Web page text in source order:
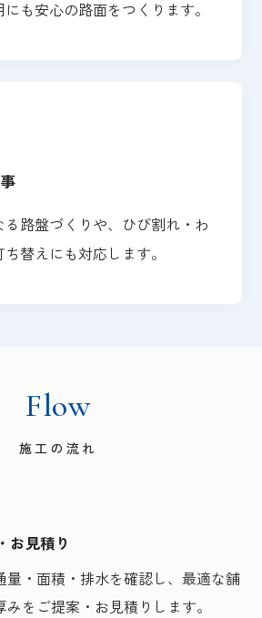
も安心の路面をつくります。
路盤づくりや、ひび割れ・わ
替えにも対応します。
Flow
施工の流れ
お見積り
量・面積・排水を確認し、最適な舗
をご提案・お見積りします。